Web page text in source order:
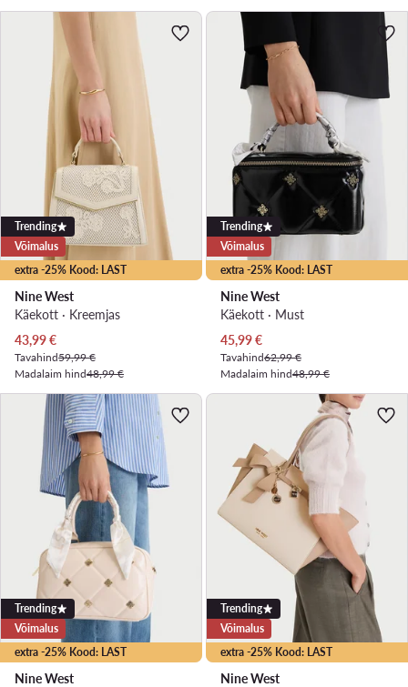
extra -25% Kood: LAST
Trending
Võimalus
Nine West
Käekott · Kreemjas
Praegune hind
43,99€
Tavahind59,99 €
Madalaim hind48,99 €
extra -25% Kood: LAST
Trending
Võimalus
Nine West
Käekott · Must
Praegune hind
45,99€
Tavahind62,99 €
Madalaim hind48,99 €
extra -25% Kood: LAST
Trending
Võimalus
Nine West
extra -25% Kood: LAST
Trending
Võimalus
Nine West